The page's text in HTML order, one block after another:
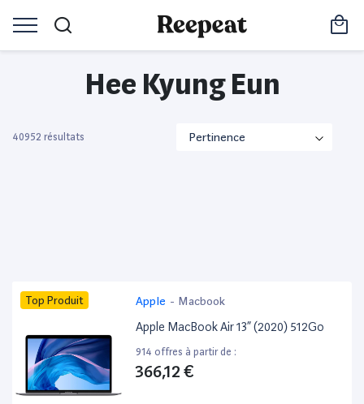
Hee Kyung Eun
40952 résultats
Top Produit Apple - Macbook
Apple MacBook Air 13” (2020) 512Go
914 offres à partir de :
366,12 €